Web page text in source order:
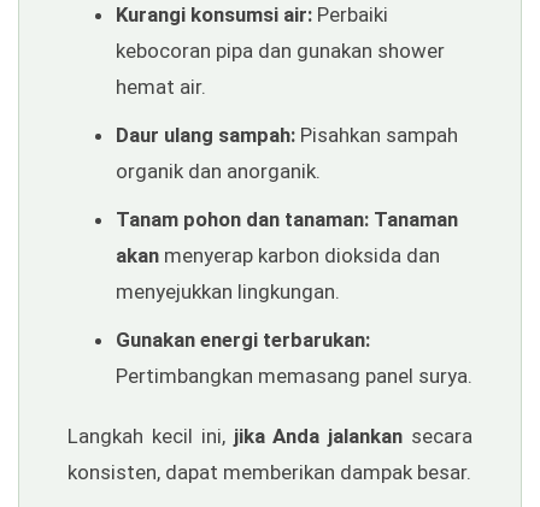
Kurangi konsumsi air: Perbaiki
kebocoran pipa dan gunakan shower
hemat air.
Daur ulang sampah: Pisahkan sampah
organik dan anorganik.
Tanam pohon dan tanaman: Tanaman
akan menyerap karbon dioksida dan
menyejukkan lingkungan.
Gunakan energi terbarukan:
Pertimbangkan memasang panel surya.
Langkah kecil ini, jika Anda jalankan secara
konsisten, dapat memberikan dampak besar.